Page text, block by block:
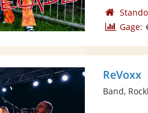
Gage:
ReVoxx
Band,